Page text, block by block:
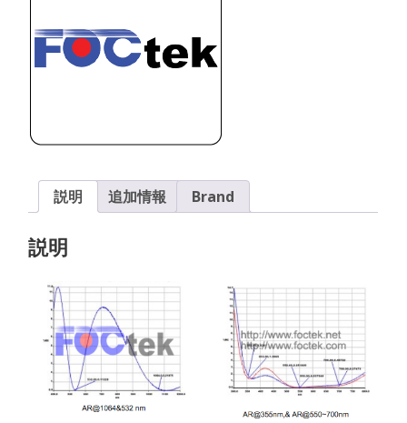
ン
グ
説明 追加情報 Brand
説明